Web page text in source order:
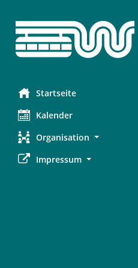
Startseite
Kalender
Organisation
Impressum